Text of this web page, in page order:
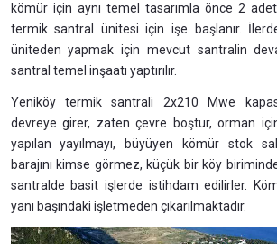
kömür için aynı temel tasarımla önce 2
termik santral ünitesi için işe başlanır.
üniteden yapmak için mevcut santralin
santral temel inşaatı yaptırılır.
Yeniköy termik santrali 2x210 Mwe
devreye girer, zaten çevre boştur, orman
yapılan yayılmayı, büyüyen kömür stok
barajını kimse görmez, küçük bir köy
santralde basit işlerde istihdam edilirler.
yanı başındaki işletmeden çıkarılmaktadır.